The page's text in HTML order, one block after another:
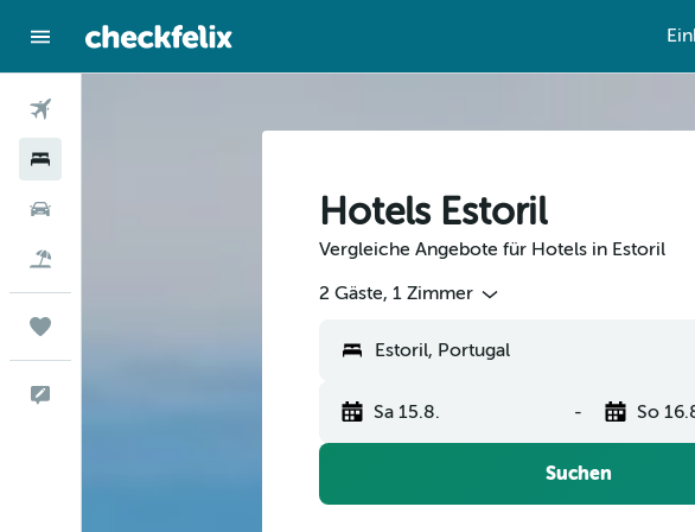
Hotels Estoril
Vergleiche Angebote für Hotels in Estoril
2 Gäste, 1 Zimmer
Sa 15.8. - So
Suchen